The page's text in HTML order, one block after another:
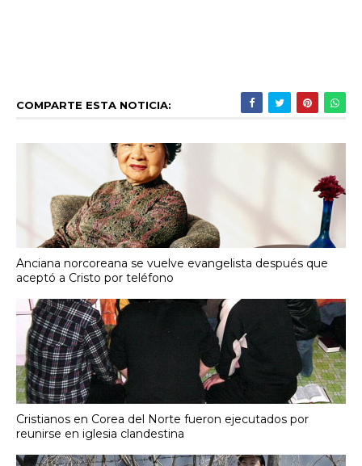
COMPARTE ESTA NOTICIA:
Anciana norcoreana se vuelve evangelista después que
aceptó a Cristo por teléfono
Cristianos en Corea del Norte fueron ejecutados por
reunirse en iglesia clandestina